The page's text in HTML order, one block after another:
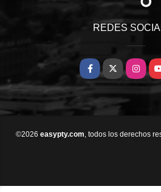
REDES
Facebook
X
©2026 easypty.com , todos los derechos